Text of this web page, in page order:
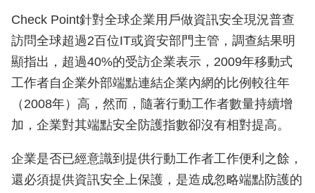
Check Point針對全球企業用戶做資訊安全現況普查
訪問全球超過2百位IT或資安部門主管，調查結果明
顯指出，超過40%的受訪企業表示，2009年移動式
工作者自企業外部端點連結企業內網的比例較往年
（2008年）高，然而，隨著行動工作者數量持續增
加，企業對其端點安全防護指數卻沒有相對提高。
企業是否已經意識到提供行動工作者工作便利之餘，
還必須提供資訊安全上保護，是造成忽略端點防護的